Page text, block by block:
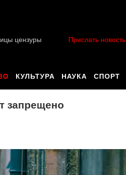
цензуры
Прислать новость
КУЛЬТУРА НАУКА СПОРТ
запрещено